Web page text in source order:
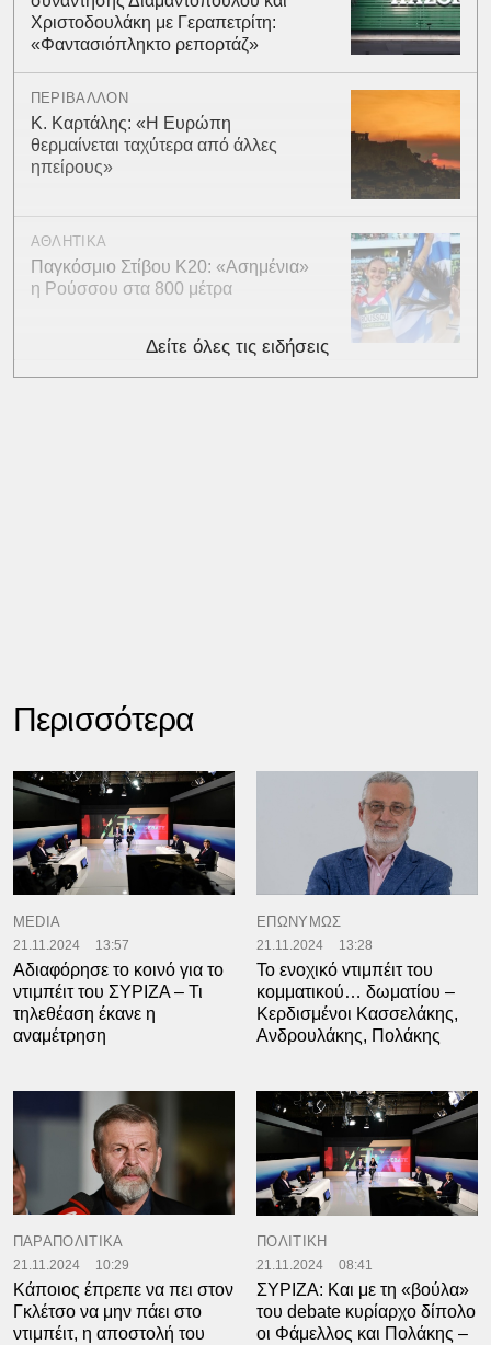
Χριστοδουλάκη με Γεραπετρίτη:
«Φαντασιόπληκτο ρεπορτάζ»
ΠΕΡΙΒΑΛΛΟΝ
Κ. Καρτάλης: «Η Ευρώπη
θερμαίνεται ταχύτερα από άλλες
ηπείρους»
ΑΘΛΗΤΙΚΑ
Παγκόσμιο Στίβου Κ20: «Ασημένια»
η Ρούσσου στα 800 μέτρα
Δείτε όλες τις ειδήσεις
Περισσότερα
MEDIA
21.11.2024 13:57
Αδιαφόρησε το κοινό για το
ντιμπέιτ του ΣΥΡΙΖΑ – Τι
τηλεθέαση έκανε η
αναμέτρηση
ΕΠΩΝΥΜΩΣ
21.11.2024 13:28
Το ενοχικό vτιμπέιτ του
κομματικού… δωματίου –
Κερδισμένοι Κασσελάκης,
Ανδρουλάκης, Πολάκης
ΠΑΡΑΠΟΛΙΤΙΚΑ
21.11.2024 10:29
Κάποιος έπρεπε να πει στον
Γκλέτσο να μην πάει στο
ντιμπέιτ, η αποστολή του
ΠΟΛΙΤΙΚΗ
21.11.2024 08:41
ΣΥΡΙΖΑ: Και με τη «βούλα»
του debate κυρίαρχο δίπολο
οι Φάμελλος και Πολάκης –